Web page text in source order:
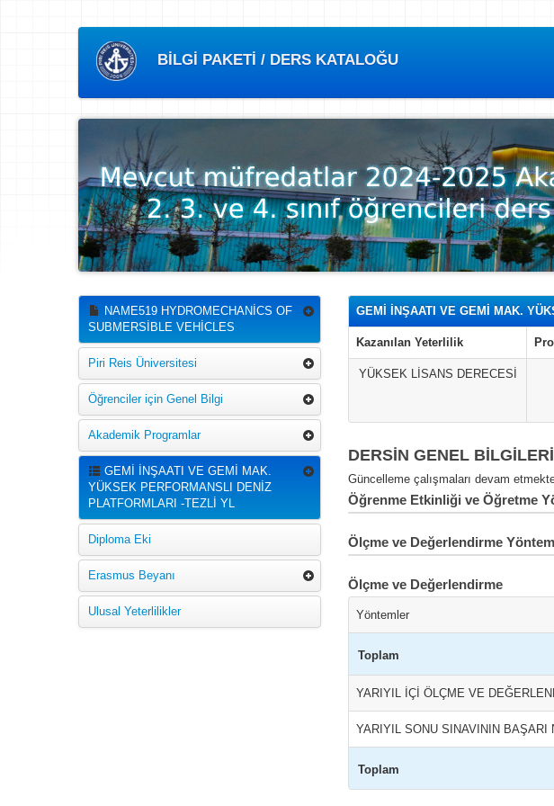
BİLGİ PAKETİ / DERS KATALOĞU
NAME519 HYDROMECHANİCS OF
SUBMERSİBLE VEHİCLES
Piri Reis Üniversitesi
Öğrenciler için Genel Bilgi
Akademik Programlar
GEMİ İNŞAATI VE GEMİ MAK.
YÜKSEK PERFORMANSLI DENİZ
PLATFORMLARI -TEZLİ YL
Diploma Eki
Erasmus Beyanı
Ulusal Yeterlilikler
GEMİ İNŞAATI VE GEMİ MAK.
Kazanılan Yeterlilik
YÜKSEK LİSANS DERECESİ
DERSİN GENEL BİLGİLERİ
Güncelleme çalışmaları devam
Öğrenme Etkinliği ve Öğretme
Ölçme ve Değerlendirme
Ölçme ve Değerlendirme
Yöntemler
Toplam
YARIYIL İÇİ ÖLÇME VE
YARIYIL SONU SINAVININ BAŞARI
Toplam